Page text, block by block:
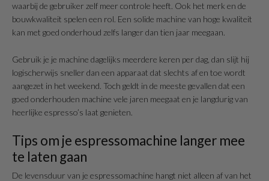
waarbij de gebruiker zelf meer controle heeft. Ook het merk en de
bouwkwaliteit spelen een rol. Een solide machine van hoge kwaliteit
kan met goed onderhoud zelfs langer dan tien jaar meegaan.
Gebruik je je machine dagelijks meerdere keren per dag, dan slijt hij
logischerwijs sneller dan een apparaat dat slechts af en toe wordt
aangezet in het weekend. Toch geldt in de meeste gevallen dat een
goed onderhouden machine vele jaren meegaat en je langdurig van
heerlijke espresso’s laat genieten.
Tips om je espressomachine langer mee
te laten gaan
De levensduur van je espressomachine hangt niet alleen af van het